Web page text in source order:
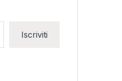
Iscriviti